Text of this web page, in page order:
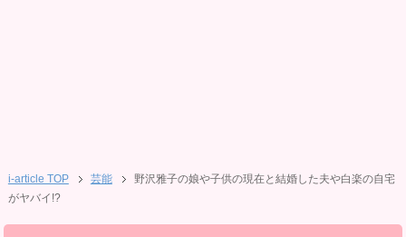
i-article TOP 芸能
野沢雅子の娘や子供の現在と結婚した夫や白楽の自宅
がヤバイ!?